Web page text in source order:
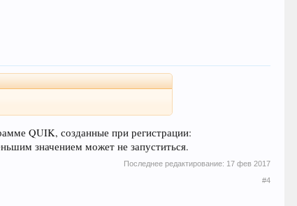
QUIK, созданные при регистрации:
значением может не запуститься.
Последнее редактирование: 17 фев 2017
#4